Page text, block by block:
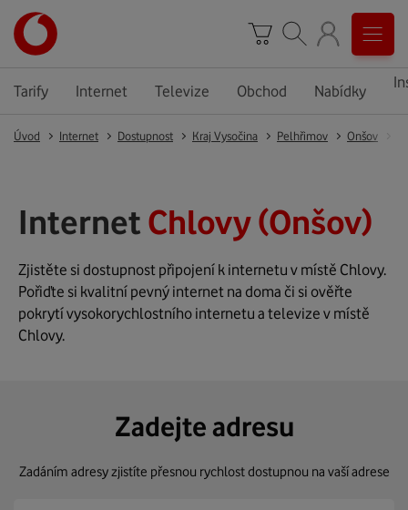
Tarify Internet Televize Obchod Nabídky
Úvod Internet Dostupnost Kraj Vysočina Pelhřimov Onšov
Internet Chlovy (Onšov)
Zjistěte si dostupnost připojení k internetu v místě Chlovy.
Pořiďte si kvalitní pevný internet na doma či si ověřte
pokrytí vysokorychlostního internetu a televize v místě
Chlovy.
Zadejte adresu
Zadáním adresy zjistíte přesnou rychlost dostupnou na vaší adrese